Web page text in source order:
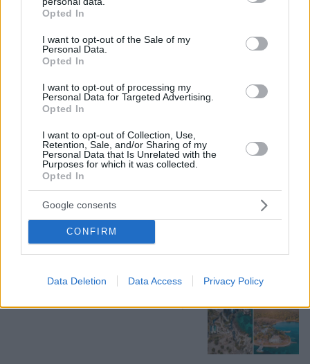
grant or deny consent to Google and its third-party tags to
use your data for below specified purposes in below Google
consent section.
Opted In
I want to opt-out of the Sale of my
Personal Data.
Opted In
I want to opt-out of processing my
Personal Data for Targeted Advertising.
Opted In
I want to opt-out of Collection, Use,
Retention, Sale, and/or Sharing of my
Personal Data that Is Unrelated with the
Purposes for which it was collected.
Opted In
Google consents
CONFIRM
Data Deletion Data Access Privacy Policy
Γονικές παροχές: Οι παγίδες στις μεταφορές
χρημάτων που μπορεί να κοστίσουν σε φόρο
- παράδεισους
πριν μία ώρα 1